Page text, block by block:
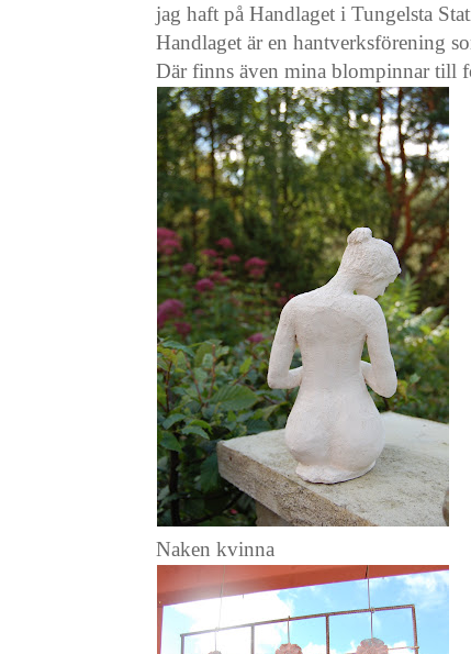
jag haft på Handlaget i Tungelsta
Handlaget är en hantverksförening
Där finns även mina blompinnar till
Naken kvinna